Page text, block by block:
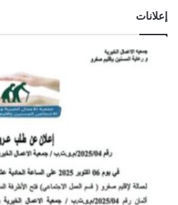
إعلانات